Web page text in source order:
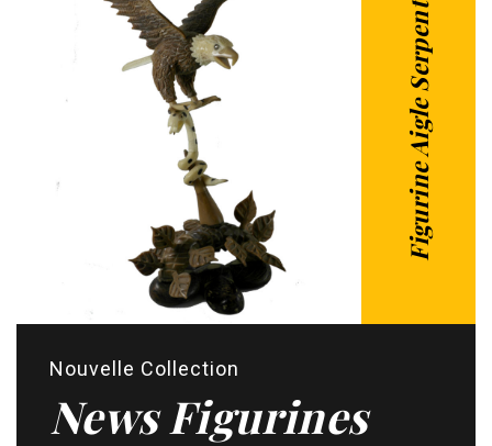
Figurine Aigle Serpent
Nouvelle Collection
News Figurines